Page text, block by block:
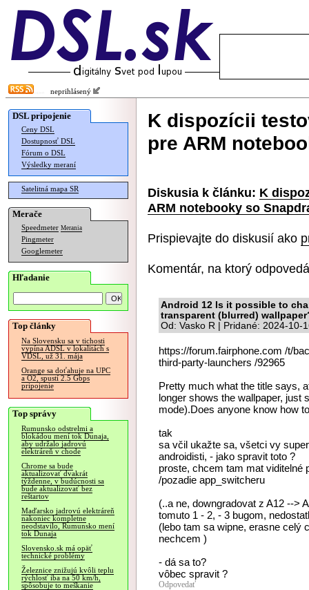
neprihlásený
DSL pripojenie
Ceny DSL
Dostupnosť DSL
Fórum o DSL
Výsledky meraní
Satelitná mapa SR
Merače
Speedmeter Merania
Pingmeter
Googlemeter
Hľadanie
Top články
Na Slovensku sa v tichosti
vypína ADSL v lokalitách s
VDSL, už 31. mája
Orange sa doťahuje na UPC
a O2, spustí 2.5 Gbps
pripojenie
Top správy
Rumunsko odstrelmi a
blokádou mení tok Dunaja,
aby udržalo jadrovú
elektráreň v chode
Chrome sa bude
aktualizovať dvakrát
týždenne, v budúcnosti sa
bude aktualizovať bez
reštartov
Maďarsko jadrovú elektráreň
nakoniec kompletne
neodstavilo, Rumunsko mení
tok Dunaja
Slovensko.sk má opäť
technické problémy
Železnice znižujú kvôli teplu
rýchlosť iba na 50 km/h,
spôsobuje to meškanie
K dispozícii
pre ARM
Diskusia k článku: K
ARM notebooky so
Prispievajte do diskusií ako
Komentár, na ktorý
Android 12 Is it possible to
transparent (blurred)
Od: Vasko R | Pridané: 2024-10-
https://forum.fairphone.com /t/
third-party-launchers /92965
Pretty much what the title says,
longer shows the wallpaper, just
mode).Does anyone know how
tak
sa včil ukažte sa, všetci vy
androidisti, - jako spravit toto ?
proste, chcem tam mat viditelné
/pozadie app_switcheru
(..a ne, downgradovat z A12 -->
tomuto 1 - 2, - 3 bugom,
(lebo tam sa wipne, erasne celý
nechcem )
- dá sa to?
vôbec spravit ?
Odpovedať